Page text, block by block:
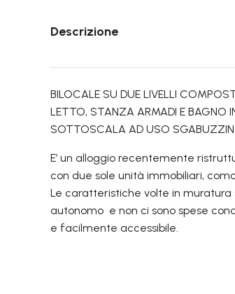
Descrizione
BILOCALE SU DUE LIVELLI
LETTO, STANZA ARMADI E BAGNO
SOTTOSCALA AD USO
E’ un alloggio recentemente
con due sole unità immobiliari,
Le caratteristiche volte in muratura
autonomo e non ci sono spese
e facilmente accessibile.